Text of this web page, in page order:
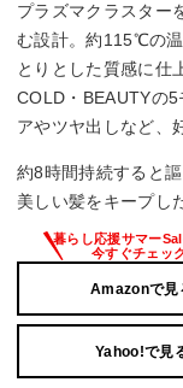
プラズマクラスター
む設計。約115℃の
とりとした質感に仕
COLD・BEAUTYの
アやツヤ出しなど、
約8時間持続すると
美しい髪をキープし
Amazonで見
Yahoo!で見